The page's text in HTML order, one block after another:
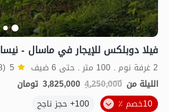
فيلا دوبلكس للإيجار في ماسال - نيسا
2 غرفة نوم . 100 متر . حتى 6 ضيف 5 (118 تعليق)
الليلة من 4,250,000
3,825,000 تومان
10خصم ٪
100+ حجز ناجح